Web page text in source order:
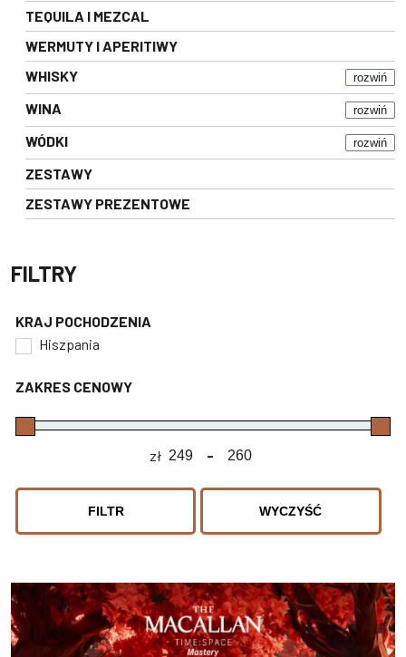
TEQUILA I MEZCAL
WERMUTY I APERITIWY
WHISKY
rozwiń
WINA rozwiń
WÓDKI rozwiń
ZESTAWY
ZESTAWY PREZENTOWE
FILTRY
KRAJ POCHODZENIA
Hiszpania
ZAKRES CENOWY
zł Minimum Price
-
Maximum Price
FILTR WYCZYŚĆ